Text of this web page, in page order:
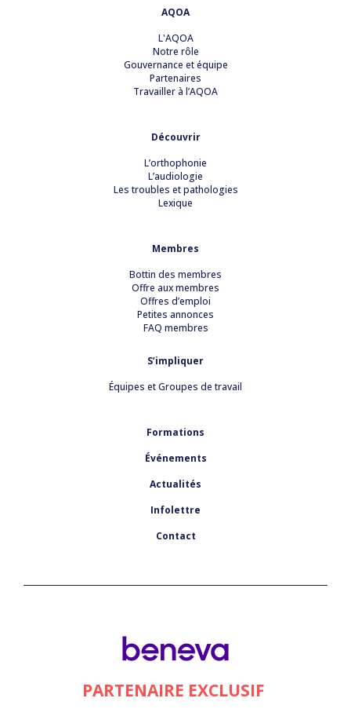
AQOA
L'AQOA
Notre rôle
Gouvernance et équipe
Partenaires
Travailler à l’AQOA
Découvrir
L’orthophonie
L’audiologie
Les troubles et pathologies
Lexique
Membres
Bottin des membres
Offre aux membres
Offres d’emploi
Petites annonces
FAQ membres
S’impliquer
Équipes et Groupes de travail
Formations
Événements
Actualités
Infolettre
Contact
PARTENAIRE EXCLUSIF